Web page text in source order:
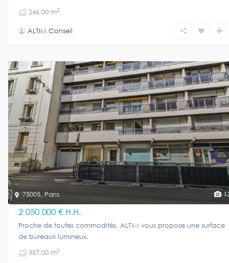
246,00 m2
ALTIM Conseil
75005, Paris
2 050 000 € H.H.
Proche de toutes commodités, ALTIM vous propose une surface
de bureaux lumineux.
357,00 m2